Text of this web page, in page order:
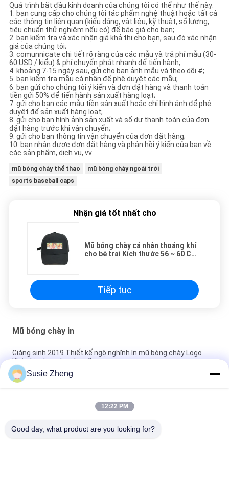
Quá trình bắt đầu kinh doanh của chúng tôi có thể như thế này:
1. bạn cung cấp cho chúng tôi tác phẩm nghệ thuật hoặc tất cả
các thông tin liên quan (kiểu dáng, vật liệu, kỹ thuật, số lượng,
tiêu chuẩn thử nghiệm nếu có) để báo giá cho bạn;
2. bạn kiểm tra và xác nhận giá khả thi cho bạn, sau đó xác nhận
giá của chúng tôi;
3. comunnicate chi tiết rõ ràng của các mẫu và trả phí mẫu (30-
60 USD / kiểu) & phí chuyển phát nhanh để tiến hành;
4. khoảng 7-15 ngày sau, gửi cho bạn ảnh mẫu và theo dõi #;
5. bạn kiểm tra mẫu cá nhân để phê duyệt các mẫu;
6. bạn gửi cho chúng tôi ý kiến ​​và đơn đặt hàng và thanh toán
tiền gửi 50% để tiến hành sản xuất hàng loạt;
7. gửi cho bạn các mẫu tiền sản xuất hoặc chỉ hình ảnh để phê
duyệt để sản xuất hàng loạt;
8. gửi cho bạn hình ảnh sản xuất và số dư thanh toán của đơn
đặt hàng trước khi vận chuyển;
9. gửi cho bạn thông tin vận chuyển của đơn đặt hàng;
10. bạn nhận được đơn đặt hàng và phản hồi ý kiến ​​của bạn về
các sản phẩm, dịch vụ, vv
mũ bóng chày thể thao
mũ bóng chày ngoài trời
sports baseball caps
Nhận giá tốt nhất cho
Mũ bóng chày cá nhân thoáng khí
cho bé trai Kích thước 56 ~ 60 Cm
Tiếp tục
Mũ bóng chày in
Giáng sinh 2019 Thiết kế ngộ nghĩnh In mũ bóng chày Logo
Khóa kim loại cho phụ nữ
6 tấm tùy chỉnh Mô hình thể thao Mũ bóng chày Đường cong
100% cotton được cấu tạo
giveaway cap100% cotton bóng chày mũ đầy đủ mũ thể thao
Susie Zheng
12:22 PM
Good day, what product are you looking for?